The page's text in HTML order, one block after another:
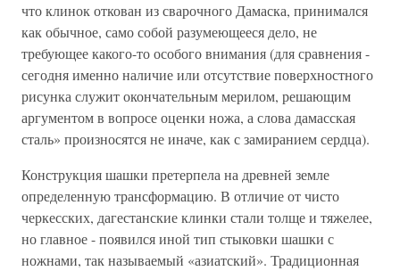
что клинок откован из сварочного Дамаска, принимался
как обычное, само собой разумеющееся дело, не
требующее какого-то особого внимания (для сравнения -
сегодня именно наличие или отсутствие поверхностного
рисунка служит окончательным мерилом, решающим
аргументом в вопросе оценки ножа, а слова дамасская
сталь» произносятся не иначе, как с замиранием сердца).
Конструкция шашки претерпела на древней земле
определенную трансформацию. В отличие от чисто
черкесских, дагестанские клинки стали толще и тяжелее,
но главное - появился иной тип стыковки шашки с
ножнами, так называемый «азиатский». Традиционная